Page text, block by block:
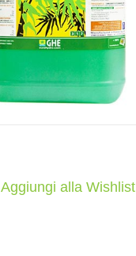
Aggiungi alla Wishlist